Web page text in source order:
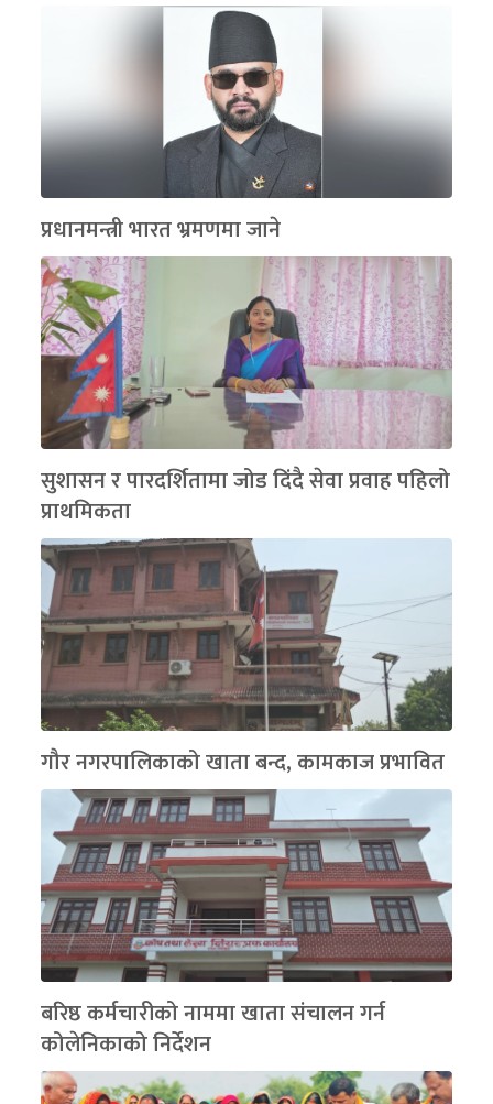
प्रधानमन्त्री भारत भ्रमणमा जाने
सुशासन र पारदर्शितामा जोड दिंदै सेवा प्रवाह पहिलो
प्राथमिकता
गौर नगरपालिकाको खाता बन्द, कामकाज प्रभावित
बरिष्ठ कर्मचारीको नाममा खाता संचालन गर्न
कोलेनिकाको निर्देशन